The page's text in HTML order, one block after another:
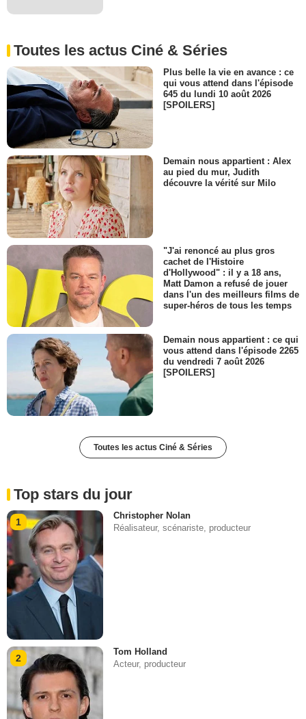
Toutes les actus Ciné & Séries
Plus belle la vie en avance : ce
qui vous attend dans l'épisode
645 du lundi 10 août 2026
[SPOILERS]
Demain nous appartient : Alex
au pied du mur, Judith
découvre la vérité sur Milo
"J'ai renoncé au plus gros
cachet de l'Histoire
d'Hollywood" : il y a 18 ans,
Matt Damon a refusé de jouer
dans l'un des meilleurs films de
super-héros de tous les temps
Demain nous appartient : ce qui
vous attend dans l'épisode 2265
du vendredi 7 août 2026
[SPOILERS]
Toutes les actus Ciné & Séries
Top stars du jour
1
Christopher Nolan
Réalisateur, scénariste, producteur
2
Tom Holland
Acteur, producteur